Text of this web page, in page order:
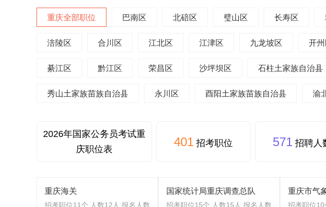
重庆全部职位 巴南区 北碚区 璧山区 长寿区
涪陵区 合川区 江北区 江津区 九龙坡区 开
綦江区 黔江区 荣昌区 沙坪坝区 石柱土家族自治县
秀山土家族苗族自治县 永川区 酉阳土家族苗族自治县 渝
2026年国家公务员考试重
庆职位表
401 招考职位 571 招聘人
重庆海关
招考职位11个 人数12人 报名人数
国家统计局重庆调查总队
招考职位15个 人数15人 报名人数
重庆市气
招考职位